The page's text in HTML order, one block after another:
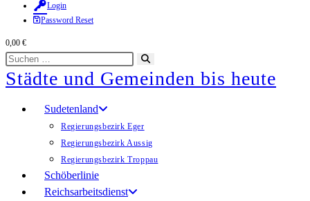
Inhalt
springen
Login
Password Reset
0,00 €
Diese
Website
durchsuchen
starten
Städte und Gemeinden bis heute
Sudetenland
Regierungsbezirk Eger
Regierungsbezirk Aussig
Regierungsbezirk Troppau
Schöberlinie
Reichsarbeitsdienst